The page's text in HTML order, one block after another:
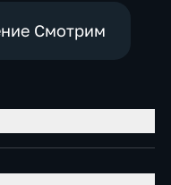
Смотрим